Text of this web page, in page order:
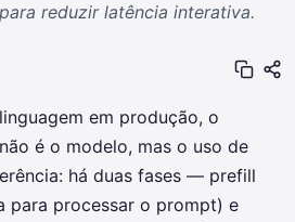
reduzir latência interativa.
em produção, o
é o modelo, mas o uso de
há duas fases — prefill
para processar o prompt) e